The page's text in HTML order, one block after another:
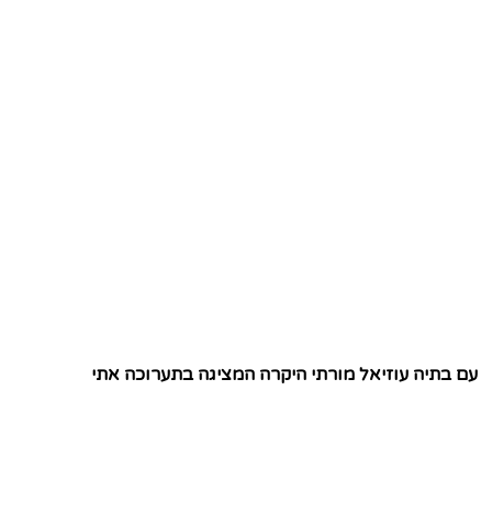
עם בתיה עוזיאל מורתי היקרה המציגה בתערוכה אתי